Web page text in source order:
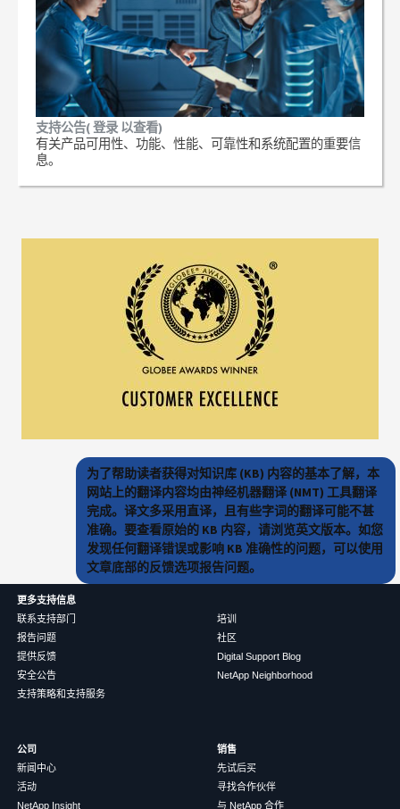
支持公告( 登录 以查看)
有关产品可用性、功能、性能、可靠性和系统配置的重要信
息。
为了帮助读者获得对知识库 (KB) 内容的基本了解，本
网站上的翻译内容均由神经机器翻译 (NMT) 工具翻译
完成。译文多采用直译，且有些字词的翻译可能不甚
准确。要查看原始的 KB 内容，请浏览英文版本。如您
发现任何翻译错误或影响 KB 准确性的问题，可以使用
文章底部的反馈选项报告问题。
更多支持信息
联系支持部门
报告问题
提供反馈
安全公告
支持策略和支持服务
培训
社区
Digital Support Blog
NetApp Neighborhood
公司
新闻中心
活动
NetApp Insight
销售
先试后买
寻找合作伙伴
与 NetApp 合作